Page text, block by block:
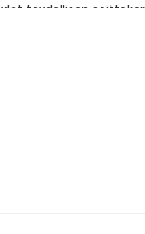
täydellisen